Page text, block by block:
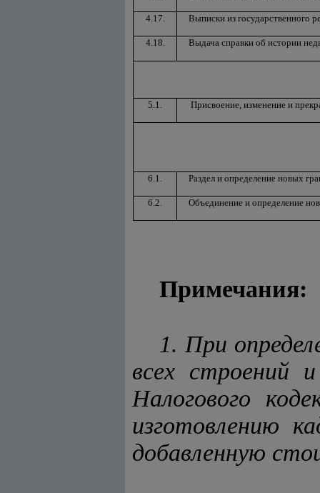
4.17. Выписки из государственного
4.18. Выдача справки об истории
5.1. Присвоение, изменение и
6.1. Раздел и определение новых
6.2. Объединение и определение
Примечания:
1. При
всех строений
Налогового
изготовлению
добавленную